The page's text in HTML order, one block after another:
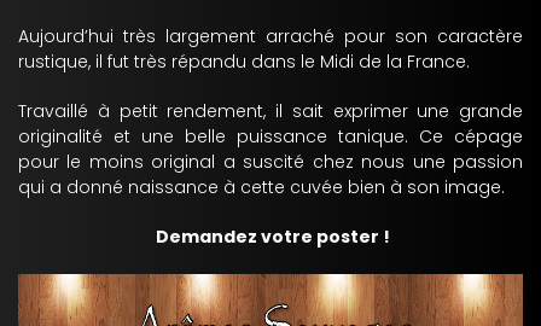
Aujourd’hui très largement arraché pour son caractère
rustique, il fut très répandu dans le Midi de la France.
Travaillé à petit rendement, il sait exprimer une grande
originalité et une belle puissance tanique. Ce cépage
pour le moins original a suscité chez nous une passion
qui a donné naissance à cette cuvée bien à son image.
Demandez votre poster !